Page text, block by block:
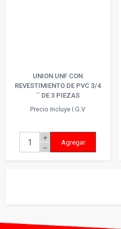
UNION UNF CON
REVESTIMIENTO DE PVC 3/4
´´ DE 3 PIEZAS
Precio Incluye I.G.V
add
remove
Agregar